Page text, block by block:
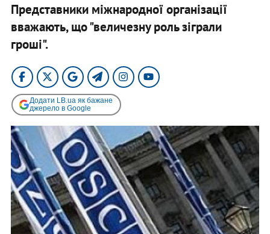
Представники міжнародної організації
вважають, що "величезну роль зіграли
гроші".
Додати LB.ua як бажане
джерело в Google